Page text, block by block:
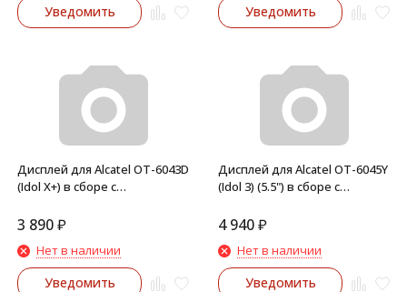
Уведомить Уведомить
Дисплей для Alcatel OT-6043D
(Idol X+) в сборе с
3 890₽
Нет в наличии
Уведомить
Дисплей для Alcatel OT-6045Y
(Idol 3) (5.5") в сборе с
4 940₽
Нет в наличии
Уведомить